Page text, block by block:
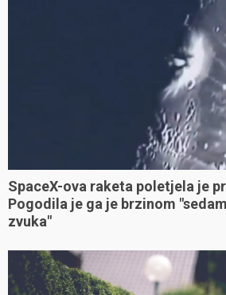
SpaceX-ova raketa poletjela je
Pogodila je ga je brzinom
zvuka"